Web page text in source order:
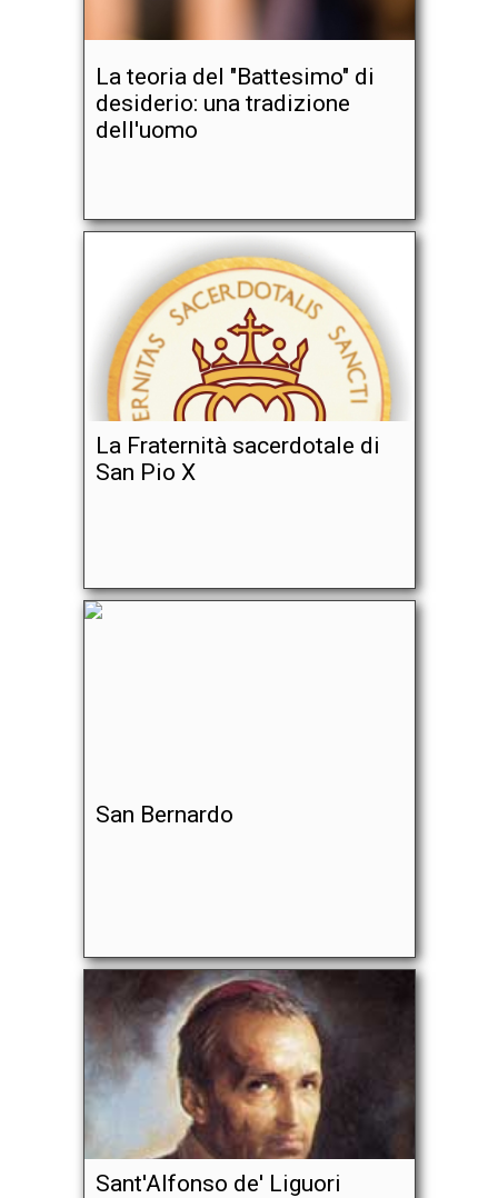
La teoria del "Battesimo" di
desiderio: una tradizione
dell'uomo
La Fraternità sacerdotale di
San Pio X
San Bernardo
Sant'Alfonso de' Liguori